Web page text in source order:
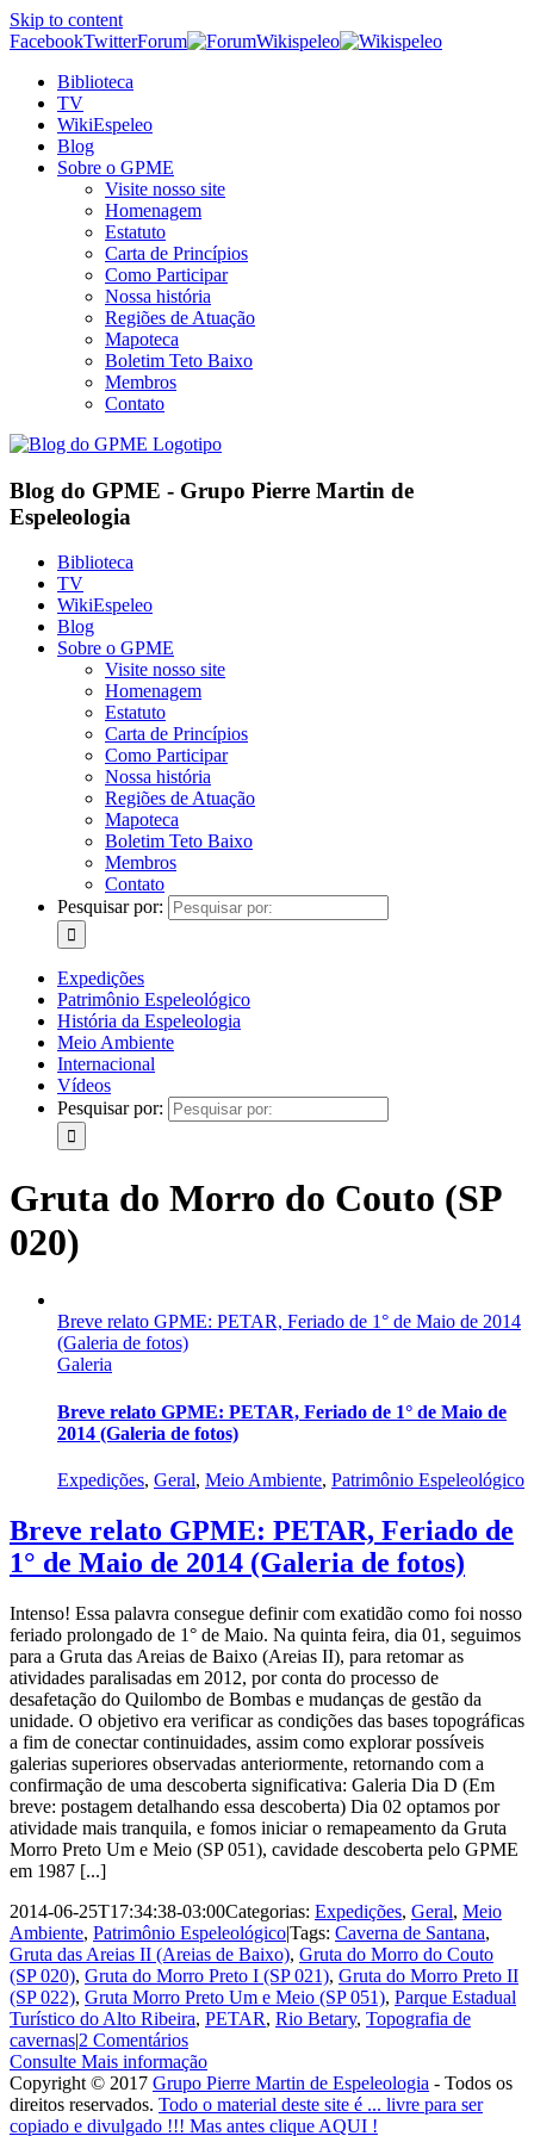
Skip to content
FacebookTwitterForum
Wikispeleo
Biblioteca
TV
WikiEspeleo
Blog
Sobre o GPME
Visite nosso site
Homenagem
Estatuto
Carta de Princípios
Como Participar
Nossa história
Regiões de Atuação
Mapoteca
Boletim Teto Baixo
Membros
Contato
Blog do GPME - Grupo Pierre Martin de
Espeleologia
Biblioteca
TV
WikiEspeleo
Blog
Sobre o GPME
Visite nosso site
Homenagem
Estatuto
Carta de Princípios
Como Participar
Nossa história
Regiões de Atuação
Mapoteca
Boletim Teto Baixo
Membros
Contato
Pesquisar por:
Expedições
Patrimônio Espeleológico
História da Espeleologia
Meio Ambiente
Internacional
Vídeos
Pesquisar por:
Gruta do Morro do Couto (SP
020)
Breve relato GPME: PETAR, Feriado de 1° de Maio de 2014
(Galeria de fotos)
Galeria
Breve relato GPME: PETAR, Feriado de 1° de Maio de
2014 (Galeria de fotos)
Expedições, Geral, Meio Ambiente, Patrimônio Espeleológico
Breve relato GPME: PETAR, Feriado de
1° de Maio de 2014 (Galeria de fotos)
Intenso! Essa palavra consegue definir com exatidão como foi nosso
feriado prolongado de 1° de Maio. Na quinta feira, dia 01, seguimos
para a Gruta das Areias de Baixo (Areias II), para retomar as
atividades paralisadas em 2012, por conta do processo de
desafetação do Quilombo de Bombas e mudanças de gestão da
unidade. O objetivo era verificar as condições das bases topográficas
a fim de conectar continuidades, assim como explorar possíveis
galerias superiores observadas anteriormente, retornando com a
confirmação de uma descoberta significativa: Galeria Dia D (Em
breve: postagem detalhando essa descoberta) Dia 02 optamos por
atividade mais tranquila, e fomos iniciar o remapeamento da Gruta
Morro Preto Um e Meio (SP 051), cavidade descoberta pelo GPME
em 1987 [...]
2014-06-25T17:34:38-03:00Categorias: Expedições, Geral, Meio
Ambiente, Patrimônio Espeleológico|Tags: Caverna de Santana,
Gruta das Areias II (Areias de Baixo), Gruta do Morro do Couto
(SP 020), Gruta do Morro Preto I (SP 021), Gruta do Morro Preto II
(SP 022), Gruta Morro Preto Um e Meio (SP 051), Parque Estadual
Turístico do Alto Ribeira, PETAR, Rio Betary, Topografia de
cavernas|2 Comentários
Consulte Mais informação
Copyright © 2017 Grupo Pierre Martin de Espeleologia - Todos os
direitos reservados. Todo o material deste site é ... livre para ser
copiado e divulgado !!! Mas antes clique AQUI !